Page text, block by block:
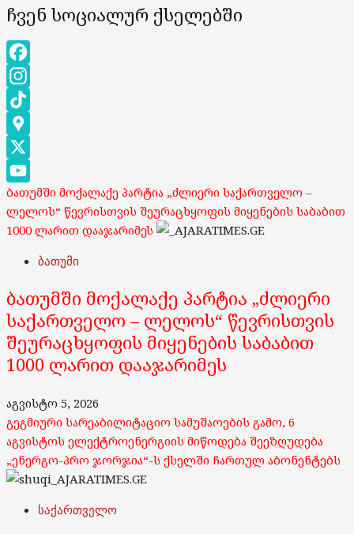
ჩვენ სოციალურ ქსელებში
Facebook
Instagram
TikTok
Google
Maps
X
YouTube
Channel
ბათუმში მოქალაქე პარტია „ძლიერი საქართველო –
ლელოს“ წევრისთვის შეურაცხყოფის მიყენების საბაბით
1000 ლარით დააჯარიმეს
ბათუმი
ბათუმში მოქალაქე პარტია „ძლიერი
საქართველო – ლელოს“ წევრისთვის
შეურაცხყოფის მიყენების საბაბით
1000 ლარით დააჯარიმეს
აგვისტო 5, 2026
გეგმიური სარეაბილიტაციო სამუშაოების გამო, 6
აგვისტოს ელექტროენერგიის მიწოდება შეეზღუდება
„ენერგო-პრო ჯორჯია“-ს ქსელში ჩართულ აბონენტებს
საქართველო